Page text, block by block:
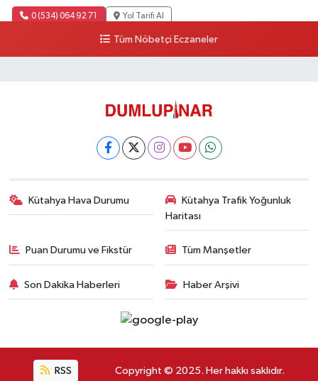
0 (534) 064 92 71 Yol Tarifi Al
Tüm Nöbetçi Eczaneler
Kütahya Hava Durumu
Kütahya Trafik Yoğunluk
Haritası
Puan Durumu ve Fikstür Tüm Manşetler
Son Dakika Haberleri Haber Arşivi
RSS Copyright © 2025. Her hakkı saklıdır.